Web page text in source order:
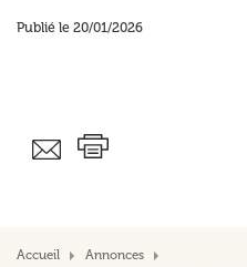
Publié le 20/01/2026
Accueil
Annonces